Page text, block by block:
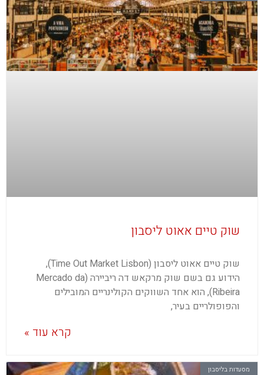
שוק טיים אאוט ליסבון
שוק טיים אאוט ליסבון (Time Out Market Lisbon),
הידוע גם בשם שוק מרקאש דה ריביירה (Mercado da
Ribeira), הוא אחד השווקים הקולינריים המובילים
והפופולריים בעיר,
קרא עוד »
מסעדות בליסבון